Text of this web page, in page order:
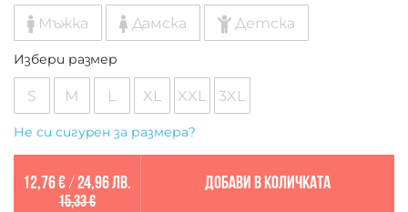
Мъжка Дамска Детска
Избери размер
S M L XL XXL 3XL
Не си сигурен за размера?
12,76 €/ 24,96 лв.
15,33 €
Добави в количката